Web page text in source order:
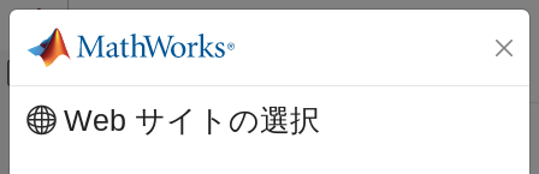
コンテンツへスキップ
オフキャンバス ナビゲーション メ
ドキュメンテーションのホーム
メインコンテンツ
Web サイトの選択